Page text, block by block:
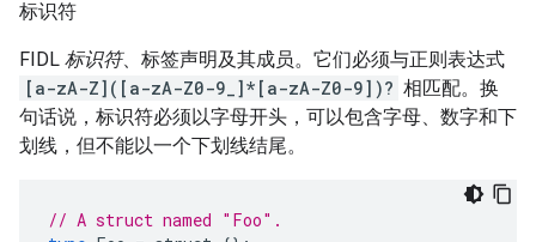
标识符
FIDL 标识符、标签声明及其成员。它们必须与正则表达式
[a-zA-Z]([a-zA-Z0-9_]*[a-zA-Z0-9])? 相匹配。换
句话说，标识符必须以字母开头，可以包含字母、数字和下
划线，但不能以一个下划线结尾。
// A struct named "Foo".